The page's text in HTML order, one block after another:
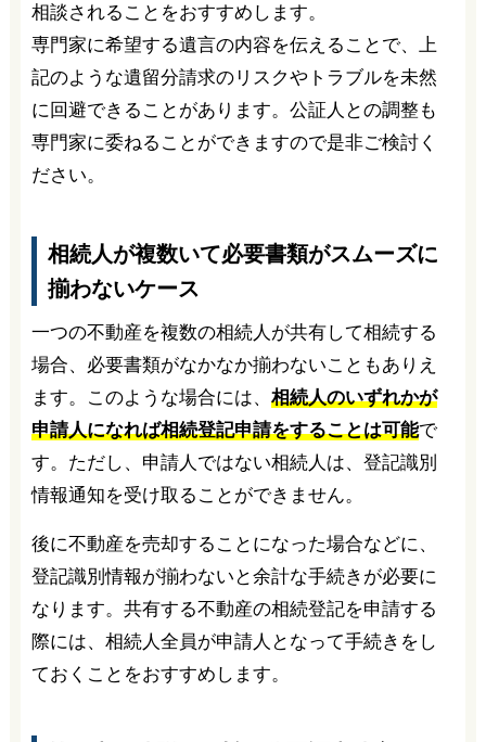
相談されることをおすすめします。
専門家に希望する遺言の内容を伝えることで、上
記のような遺留分請求のリスクやトラブルを未然
に回避できることがあります。公証人との調整も
専門家に委ねることができますので是非ご検討く
ださい。
相続人が複数いて必要書類がスムーズに
揃わないケース
一つの不動産を複数の相続人が共有して相続する
場合、必要書類がなかなか揃わないこともありえ
ます。このような場合には、 相続人のいずれかが
申請人になれば相続登記申請をすることは可能で
す。ただし、申請人ではない相続人は、登記識別
情報通知を受け取ることができません。
後に不動産を売却することになった場合などに、
登記識別情報が揃わないと余計な手続きが必要に
なります。共有する不動産の相続登記を申請する
際には、相続人全員が申請人となって手続きをし
ておくことをおすすめします。